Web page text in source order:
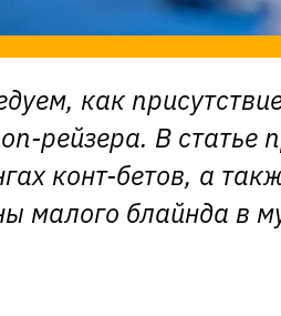
как
рейзера. В статье
конт-бетов, а
малого блайнда в